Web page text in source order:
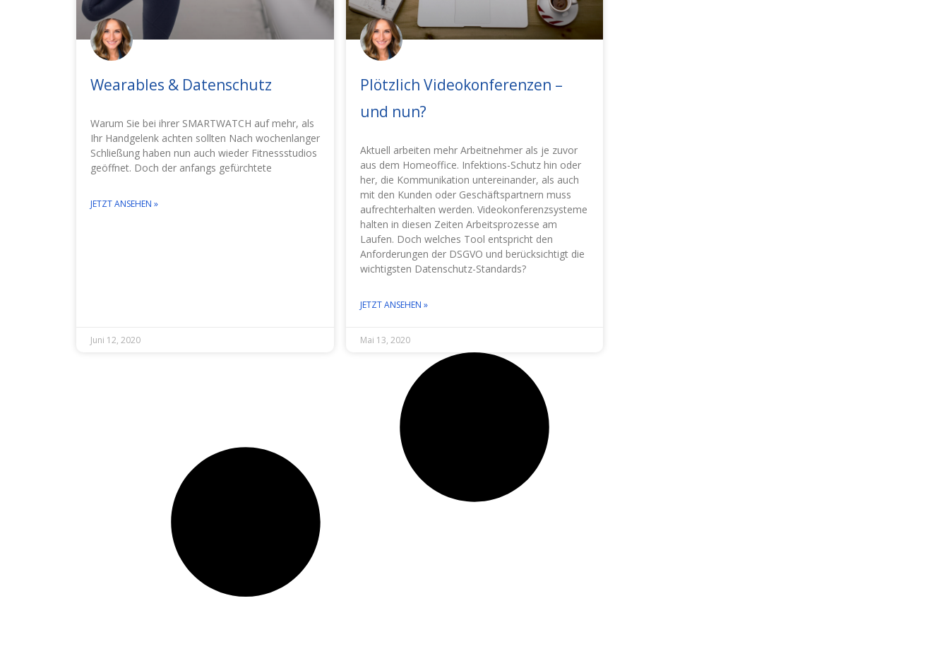
Wearables & Datenschutz
Warum Sie bei ihrer SMARTWATCH auf mehr, als
Ihr Handgelenk achten sollten Nach wochenlanger
Schließung haben nun auch wieder Fitnessstudios
geöffnet. Doch der anfangs gefürchtete
JETZT ANSEHEN »
Juni 12, 2020
Plötzlich Videokonferenzen –
und nun?
Aktuell arbeiten mehr Arbeitnehmer als je zuvor
aus dem Homeoffice. Infektions-Schutz hin oder
her, die Kommunikation untereinander, als auch
mit den Kunden oder Geschäftspartnern muss
aufrechterhalten werden. Videokonferenzsysteme
halten in diesen Zeiten Arbeitsprozesse am
Laufen. Doch welches Tool entspricht den
Anforderungen der DSGVO und berücksichtigt die
wichtigsten Datenschutz-Standards?
JETZT ANSEHEN »
Mai 13, 2020